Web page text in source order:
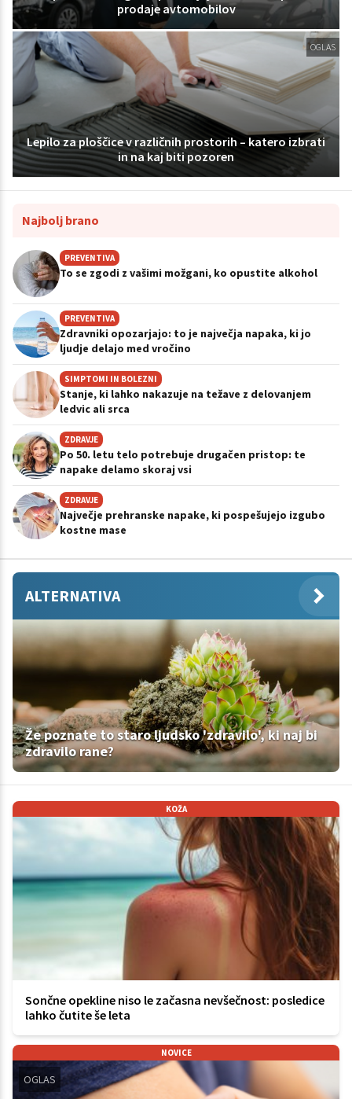
prodaje avtomobilov
OGLAS
Lepilo za ploščice v različnih prostorih – katero izbrati
in na kaj biti pozoren
Najbolj brano
PREVENTIVA
To se zgodi z vašimi možgani, ko opustite alkohol
PREVENTIVA
Zdravniki opozarjajo: to je največja napaka, ki jo
ljudje delajo med vročino
SIMPTOMI IN BOLEZNI
Stanje, ki lahko nakazuje na težave z delovanjem
ledvic ali srca
ZDRAVJE
Po 50. letu telo potrebuje drugačen pristop: te
napake delamo skoraj vsi
ZDRAVJE
Največje prehranske napake, ki pospešujejo izgubo
kostne mase
ALTERNATIVA
Že poznate to staro ljudsko 'zdravilo', ki naj bi
zdravilo rane?
KOŽA
Sončne opekline niso le začasna nevšečnost: posledice
lahko čutite še leta
NOVICE
OGLAS